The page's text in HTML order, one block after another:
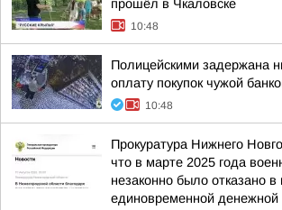
прошёл в Чкаловске
10:48
Полицейскими задержана
оплату покупок чужой
10:48
Прокуратура Нижнего
что в марте 2025 года
незаконно было отказано
единовременной